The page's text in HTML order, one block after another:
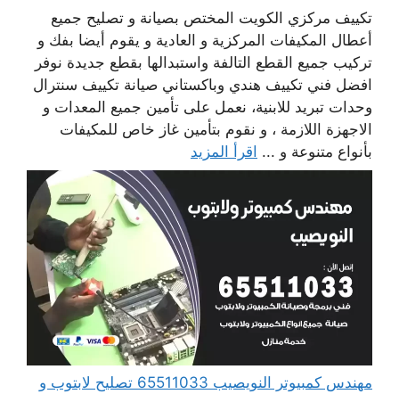
تكييف مركزي الكويت المختص بصيانة و تصليح جميع
أعطال المكيفات المركزية و العادية و يقوم أيضا بفك و
تركيب جميع القطع التالفة واستبدالها بقطع جديدة نوفر
افضل فني تكييف هندي وباكستاني صيانة تكييف سنترال
وحدات تبريد للابنية، نعمل على تأمين جميع المعدات و
الاجهزة اللازمة ، و نقوم بتأمين غاز خاص للمكيفات
بأنواع متنوعة و ... اقرأ المزيد
مهندس كمبيوتر النويصيب 65511033 تصليح لابتوب و